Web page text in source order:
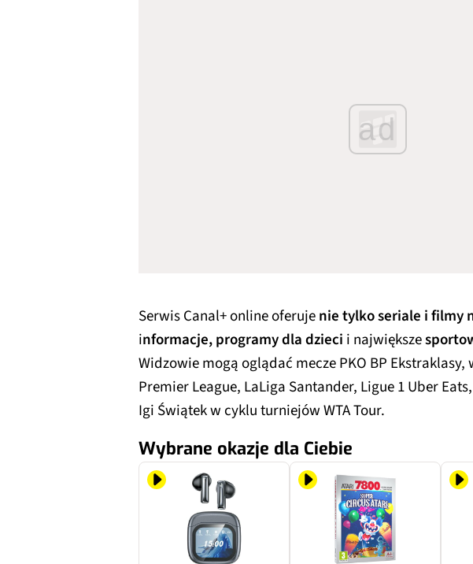
ad
Serwis Canal+ online oferujenie tylko seriale i filmy
informacje, programy dla dzieci i największe
Widzowie mogą oglądać mecze PKO BP Ekstraklasy,
Premier League, LaLiga Santander, Ligue 1 Uber
Igi Świątek w cyklu turniejów WTA Tour.
Wybrane okazje dla Ciebie